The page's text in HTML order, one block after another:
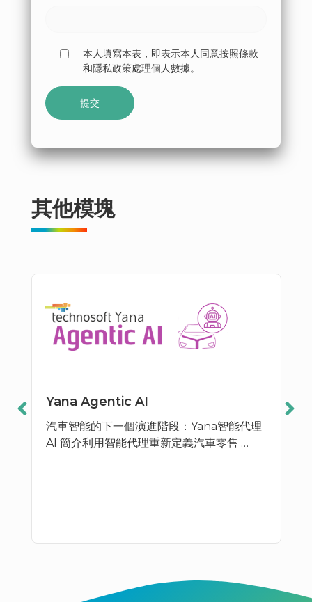
本人填寫本表，即表示本人同意按照條款
和隱私政策處理個人數據。
其他模塊
Yana Agentic AI
汽車智能的下一個演進階段：Yana智能代理
AI 簡介利用智能代理重新定義汽車零售 …